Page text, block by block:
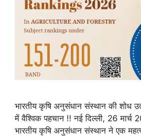
भारतीय कृषि अनुसंधान संस्थान की शोध
में वैश्विक पहचान !! नई दिल्ली, 26
भारतीय कृषि अनुसंधान संस्थान ने एक